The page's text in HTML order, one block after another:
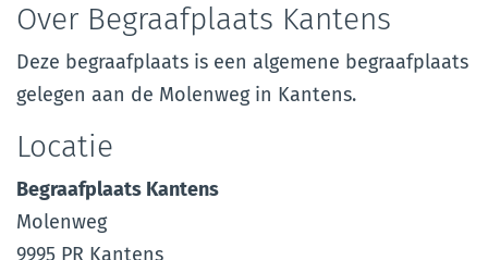
Over Begraafplaats Kantens
Deze begraafplaats is een algemene begraafplaats
gelegen aan de Molenweg in Kantens.
Locatie
Begraafplaats Kantens
Molenweg
9995 PR Kantens